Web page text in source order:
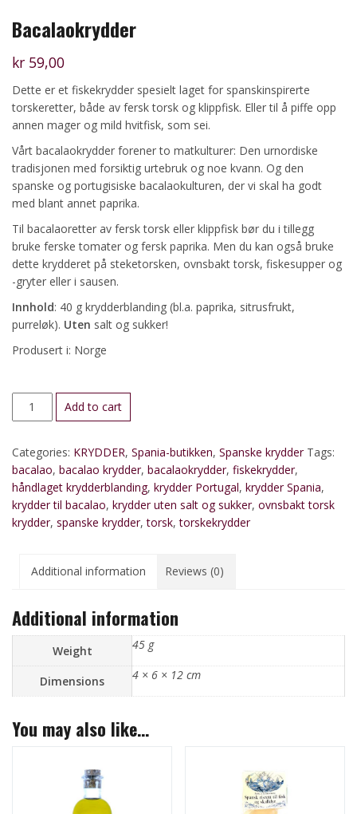
Bacalaokrydder
kr 59,00
Dette er et fiskekrydder spesielt laget for spanskinspirerte
torskeretter, både av fersk torsk og klippfisk. Eller til å piffe opp
annen mager og mild hvitfisk, som sei.
Vårt bacalaokrydder forener to matkulturer: Den urnordiske
tradisjonen med forsiktig urtebruk og noe kvann. Og den
spanske og portugisiske bacalaokulturen, der vi skal ha godt
med blant annet paprika.
Til bacalaoretter av fersk torsk eller klippfisk bør du i tillegg
bruke ferske tomater og fersk paprika. Men du kan også bruke
dette krydderet på steketorsken, ovnsbakt torsk, fiskesupper og
-gryter eller i sausen.
Innhold: 40 g krydderblanding (bl.a. paprika, sitrusfrukt,
purreløk). Uten salt og sukker!
Produsert i: Norge
Bacalaokrydder
quantity
Add to cart
Categories: KRYDDER, Spania-butikken, Spanske krydder Tags:
bacalao, bacalao krydder, bacalaokrydder, fiskekrydder,
håndlaget krydderblanding, krydder Portugal, krydder Spania,
krydder til bacalao, krydder uten salt og sukker, ovnsbakt torsk
krydder, spanske krydder,torsk,torskekrydder
Additional information Reviews (0)
Additional information
Weight 45 g
Dimensions 4 × 6 × 12 cm
You may also like…